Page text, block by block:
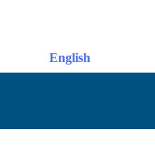
English